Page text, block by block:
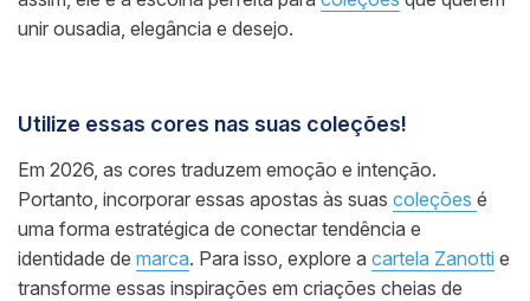
unir ousadia, elegância e desejo.
Utilize essas cores nas suas coleções!
Em 2026, as cores traduzem emoção e intenção.
Portanto, incorporar essas apostas às suas coleções é
uma forma estratégica de conectar tendência e
identidade de marca. Para isso, explore a cartela Zanotti e
transforme essas inspirações em criações cheias de